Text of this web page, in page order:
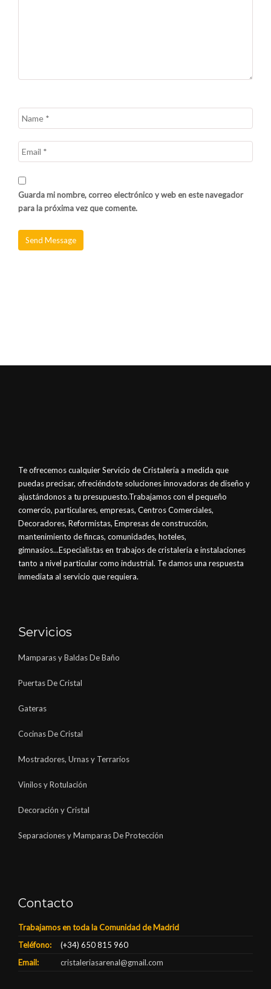
Guarda mi nombre, correo electrónico y web en este navegador
para la próxima vez que comente.
Te ofrecemos cualquier Servicio de Cristalería a medida que
puedas precisar, ofreciéndote soluciones innovadoras de diseño y
ajustándonos a tu presupuesto.Trabajamos con el pequeño
comercio, particulares, empresas, Centros Comerciales,
Decoradores, Reformistas, Empresas de construcción,
mantenimiento de fincas, comunidades, hoteles,
gimnasios...Especialistas en trabajos de cristalería e instalaciones
tanto a nivel particular como industrial. Te damos una respuesta
inmediata al servicio que requiera.
Servicios
Mamparas y Baldas De Baño
Puertas De Cristal
Gateras
Cocinas De Cristal
Mostradores, Urnas y Terrarios
Vinilos y Rotulación
Decoración y Cristal
Separaciones y Mamparas De Protección
Contacto
Trabajamos en toda la Comunidad de Madrid
Teléfono:
(+34) 650 815 960
Email:
cristaleriasarenal@gmail.com